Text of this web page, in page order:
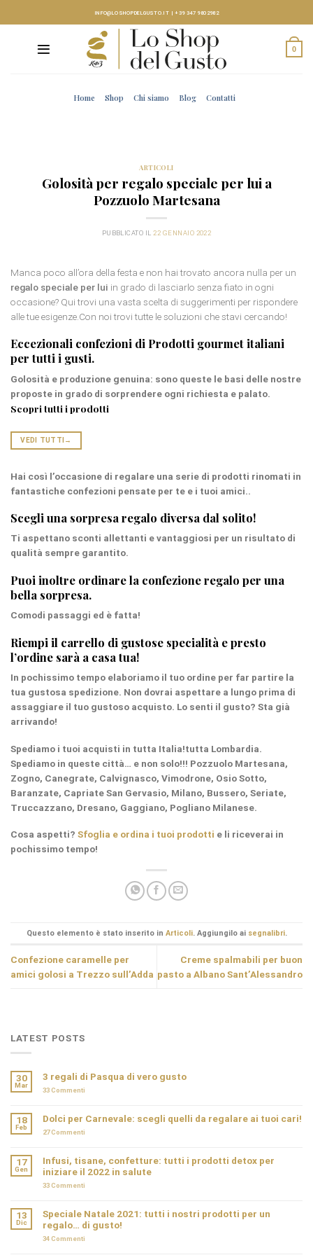
INFO@LOSHOPDELGUSTO.IT |+39 347 9802982
0
Home Shop Chi siamo Blog Contatti
ARTICOLI
Golosità per regalo speciale per lui a
Pozzuolo Martesana
PUBBLICATO IL22 GENNAIO 2022
Manca poco all’ora della festa e non hai trovato ancora nulla per un
regalo speciale per lui in grado di lasciarlo senza fiato in ogni
occasione? Qui trovi una vasta scelta di suggerimenti per rispondere
alle tue esigenze.Con noi trovi tutte le soluzioni che stavi cercando!
Eccezionali confezioni di Prodotti gourmet italiani
per tutti i gusti.
Golosità e produzione genuina: sono queste le basi delle nostre
proposte in grado di sorprendere ogni richiesta e palato.
Scopri tutti i prodotti
VEDI TUTTI →
Hai così l’occasione di regalare una serie di prodotti rinomati in
fantastiche confezioni pensate per te e i tuoi amici..
Scegli una sorpresa regalo diversa dal solito!
Ti aspettano sconti allettanti e vantaggiosi per un risultato di
qualità sempre garantito.
Puoi inoltre ordinare la confezione regalo per una
bella sorpresa.
Comodi passaggi ed è fatta!
Riempi il carrello di gustose specialità e presto
l’ordine sarà a casa tua!
In pochissimo tempo elaboriamo il tuo ordine per far partire la
tua gustosa spedizione. Non dovrai aspettare a lungo prima di
assaggiare il tuo gustoso acquisto. Lo senti il gusto? Sta già
arrivando!
Spediamo i tuoi acquisti in tutta Italia!tutta Lombardia.
Spediamo in queste città… e non solo!!! Pozzuolo Martesana,
Zogno, Canegrate, Calvignasco, Vimodrone, Osio Sotto,
Baranzate, Capriate San Gervasio, Milano, Bussero, Seriate,
Truccazzano, Dresano, Gaggiano, Pogliano Milanese.
Cosa aspetti? Sfoglia e ordina i tuoi prodotti e li riceverai in
pochissimo tempo!
Questo elemento è stato inserito in Articoli. Aggiungilo ai segnalibri.
Confezione caramelle per
amici golosi a Trezzo sull’Adda
Creme spalmabili per buon
pasto a Albano Sant’Alessandro
LATEST POSTS
30
Mar
3 regali di Pasqua di vero gusto
33Commenti
18
Feb
Dolci per Carnevale: scegli quelli da regalare ai tuoi cari!
27Commenti
17
Gen
Infusi, tisane, confetture: tutti i prodotti detox per
iniziare il 2022 in salute
33Commenti
13
Dic
Speciale Natale 2021: tutti i nostri prodotti per un
regalo… di gusto!
34Commenti